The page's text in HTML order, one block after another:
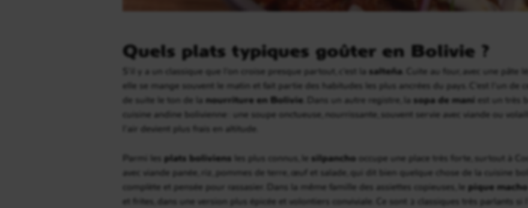
Quels plats typiques goûter en Bolivie ?
S’il y a un classique que l’on croise presque partout, c’est la salteña . Cuite au four, avec une
elle se mange souvent le matin et fait partie des habitudes les plus ancrées du pays. C’est l’un de
de suite le ton de la nourriture en Bolivie . Dans un autre registre, la sopa de maní est un très
cuisine andine bolivienne : une soupe onctueuse, nourrissante, souvent servie avec viande ou
l’air devient plus frais en altitude.
Parmi les plats boliviens les plus connus, le silpancho occupe une place très forte, surtout à
avec viande panée, riz, pommes de terre, œuf et salade, qui dit bien quelque chose de la cuisine
complète et pensée pour rassasier. Dans la même famille des assiettes copieuses, le pique macho
et frites, dans une version plus épicée et volontiers conviviale. Ce sont 2 classiques très parlants si